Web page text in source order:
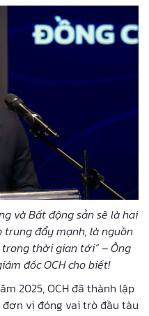
và Bất động sản sẽ là hai
trung đẩy mạnh, là nguồn
thời gian tới” – Ông
đốc OCH cho biết!
2025, OCH đã thành lập
đơn vị đóng vai trò đầu tàu